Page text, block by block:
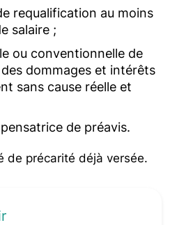
requalification au moins
salaire ;
ou conventionnelle de
dommages et intérêts
sans cause réelle et
de préavis.
de précarité déjà versée.